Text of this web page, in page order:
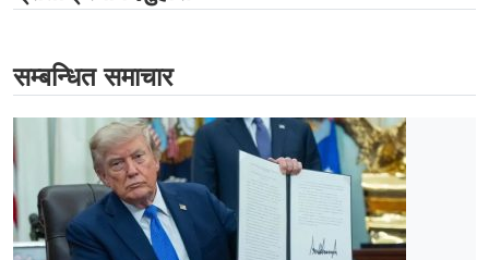
सम्बन्धित समाचार